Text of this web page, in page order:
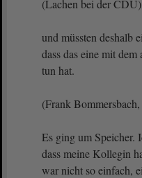
(Lachen bei der CDU)
und müssten deshalb
dass das eine mit
tun hat.
(Frank
Es ging um Speicher.
dass meine Kollegin
war nicht so einfach,